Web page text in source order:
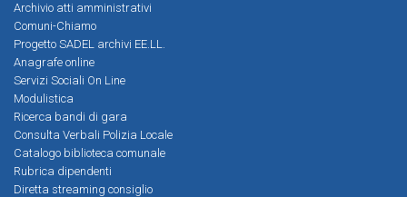
Archivio atti amministrativi
Comuni-Chiamo
Progetto SADEL archivi EE.LL.
Anagrafe online
Servizi Sociali On Line
Modulistica
Ricerca bandi di gara
Consulta Verbali Polizia Locale
Catalogo biblioteca comunale
Rubrica dipendenti
Diretta streaming consiglio